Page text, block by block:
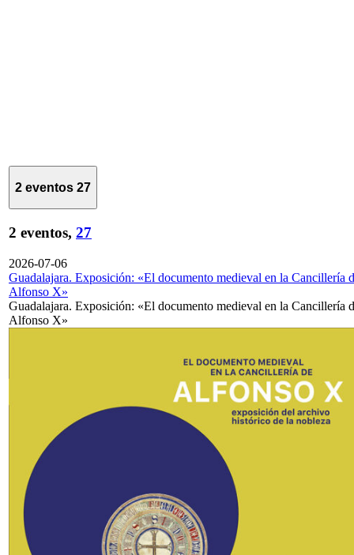
2 eventos 27
2 eventos, 27
2026-07-06
Guadalajara. Exposición: «El documento medieval en la Cancillería
Alfonso X»
Guadalajara. Exposición: «El documento medieval en la Cancillería
Alfonso X»